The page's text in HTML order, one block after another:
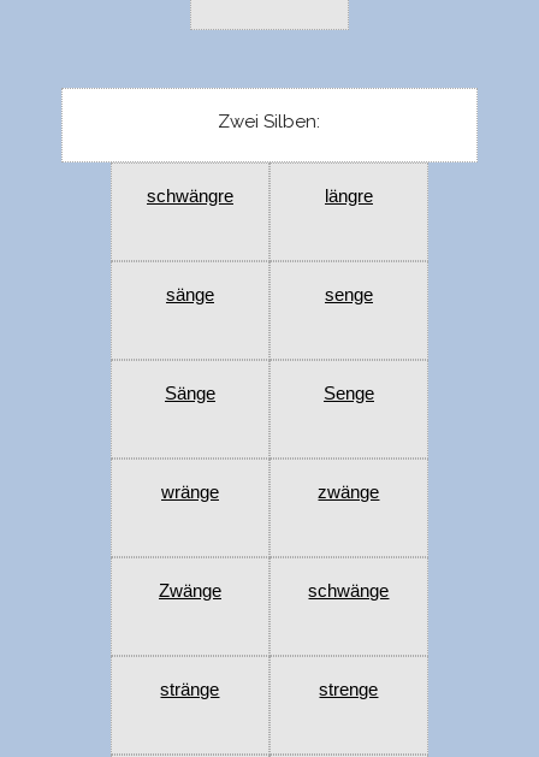
Zwei Silben:
schwängre längre
sänge senge
Sänge Senge
wränge zwänge
Zwänge schwänge
stränge strenge